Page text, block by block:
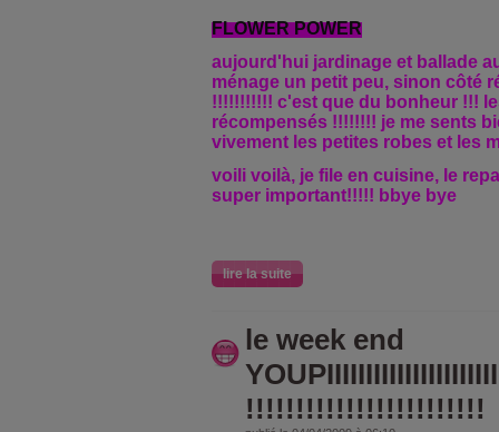
FLOWER POWER
aujourd'hui jardinage et ballade
ménage un petit peu, sinon côté
!!!!!!!!!!! c'est que du bonheur !!!
récompensés !!!!!!!! je me sents
vivement les petites robes et les
voili voilà, je file en cuisine, le
super important!!!!! bbye bye
lire la suite
le week end
!!!!!!!!!!!!!!!!!!!!!!!!